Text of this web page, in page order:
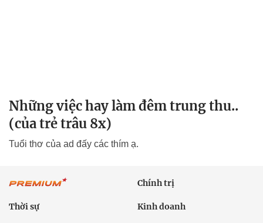
Những việc hay làm đêm trung thu..
(của trẻ trâu 8x)
Tuổi thơ của ad đấy các thím ạ.
Chính trị
Thời sự Kinh doanh